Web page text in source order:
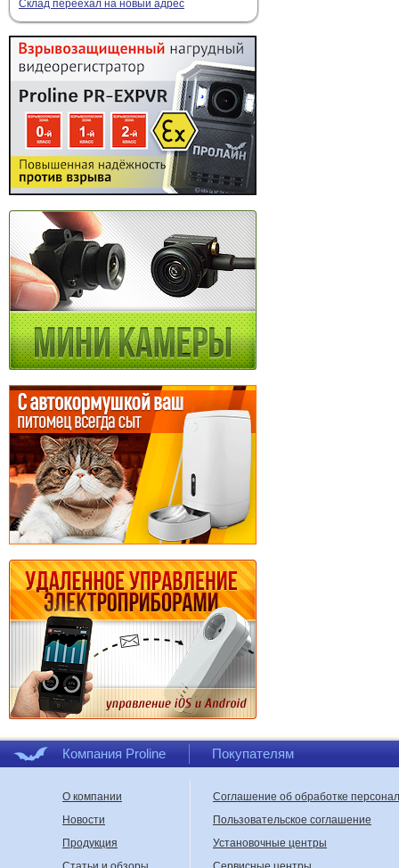
Склад переехал на новый адрес
Компания Proline Покупателям
О компании
Новости
Продукция
Соглашение об обработке
Пользовательское соглашение
Установочные центры